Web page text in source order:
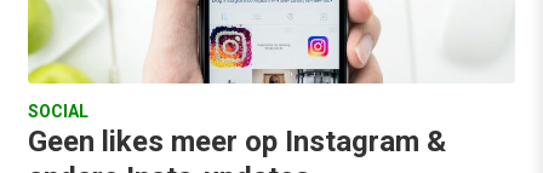
SOCIAL
Geen likes meer op Instagram &